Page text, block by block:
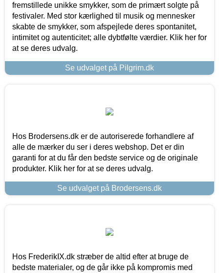
fremstillede unikke smykker, som de primært solgte på
festivaler. Med stor kærlighed til musik og mennesker
skabte de smykker, som afspejlede deres spontanitet,
intimitet og autenticitet; alle dybtfølte værdier. Klik her for
at se deres udvalg.
Se udvalget på Pilgrim.dk
Hos Brodersens.dk er de autoriserede forhandlere af
alle de mærker du ser i deres webshop. Det er din
garanti for at du får den bedste service og de originale
produkter. Klik her for at se deres udvalg.
Se udvalget på Brodersens.dk
Hos FrederikIX.dk stræber de altid efter at bruge de
bedste materialer, og de går ikke på kompromis med